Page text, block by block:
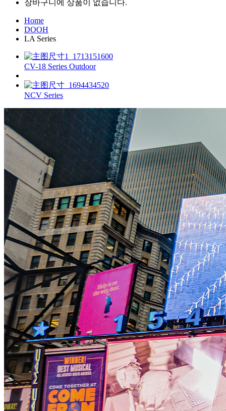
장바구니에 상품이 없습니다.
Home
DOOH
LA Series
CV-18 Series Outdoor
NCV Series